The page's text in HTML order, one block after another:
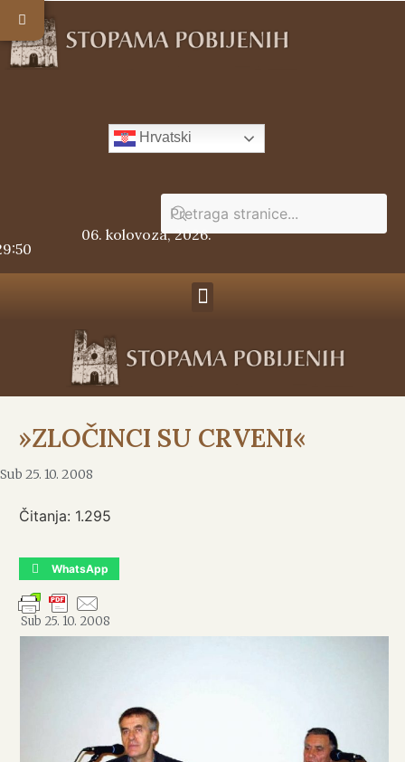
Hrvatski
06. kolovoza, 2026.
»ZLOČINCI SU CRVENI«
Sub 25. 10. 2008
Čitanja: 1.295
WhatsApp
Sub 25. 10. 2008